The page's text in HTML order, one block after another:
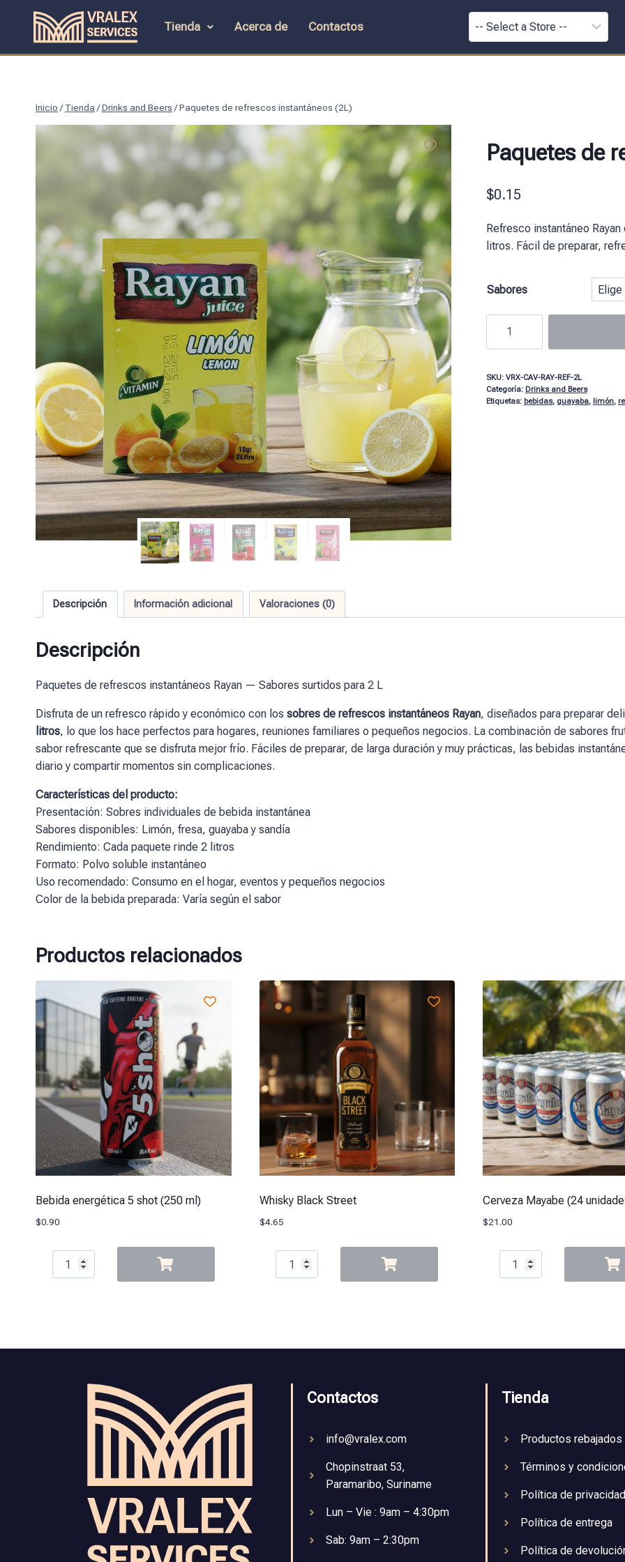
Tienda Acerca de Contactos
Inicio / Tienda /Drinks and Beers /Paquetes de refrescos instantáneos (2L)
Paquetes de
$0.15
Refresco instantáneo
litros. Fácil de preparar,
Sabores
SKU: VRX-CAV-RAY-REF-2L
Categoría: Drinks and Beers
Etiquetas: bebidas, guayaba, limón,
Descripción Información adicional Valoraciones (0)
Descripción
Paquetes de refrescos instantáneos Rayan — Sabores surtidos para 2 L
Disfruta de un refresco rápido y económico con los sobres de refrescos instantáneos Rayan, diseñados para preparar
litros, lo que los hace perfectos para hogares, reuniones familiares o pequeños negocios. La combinación de sabores
sabor refrescante que se disfruta mejor frío. Fáciles de preparar, de larga duración y muy prácticas, las bebidas
diario y compartir momentos sin complicaciones.
Características del producto:
Presentación: Sobres individuales de bebida instantánea
Sabores disponibles: Limón, fresa, guayaba y sandía
Rendimiento: Cada paquete rinde 2 litros
Formato: Polvo soluble instantáneo
Uso recomendado: Consumo en el hogar, eventos y pequeños negocios
Color de la bebida preparada: Varía según el sabor
Productos relacionados
Bebida energética 5 shot (250 ml)
$0.90
Whisky Black Street
$4.65
Cerveza Mayabe (24
$21.00
Contactos
info@vralex.com
Chopinstraat 53,
Paramaribo, Suriname
Lun – Vie : 9am – 4:30pm
Sab: 9am – 2:30pm
Tienda
Productos rebajados
Términos y
Política de privacidad
Política de entrega
Política de